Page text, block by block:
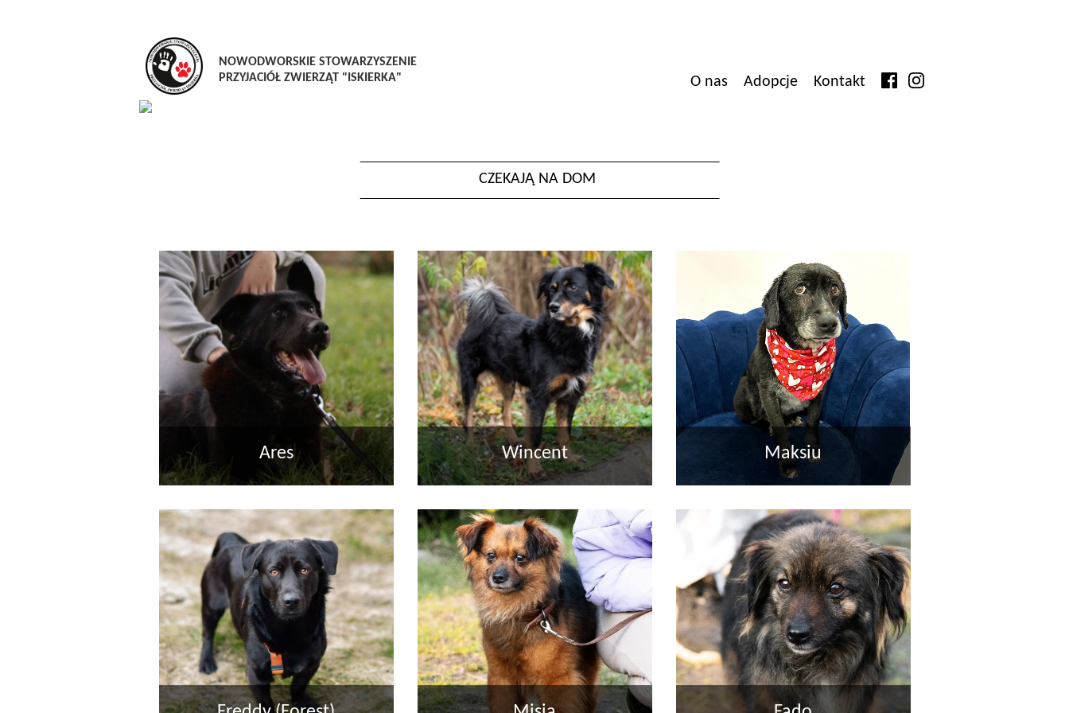
NOWODWORSKIE STOWARZYSZENIE
PRZYJACIÓŁ ZWIERZĄT "ISKIERKA"
O nas Adopcje Kontakt
"DOM JEST TAM,
GDZIE CHCĄ, ŻEBYŚ ZOSTAŁ DŁUŻEJ."
CZEKAJĄ NA DOM
Ares Wincent Maksiu